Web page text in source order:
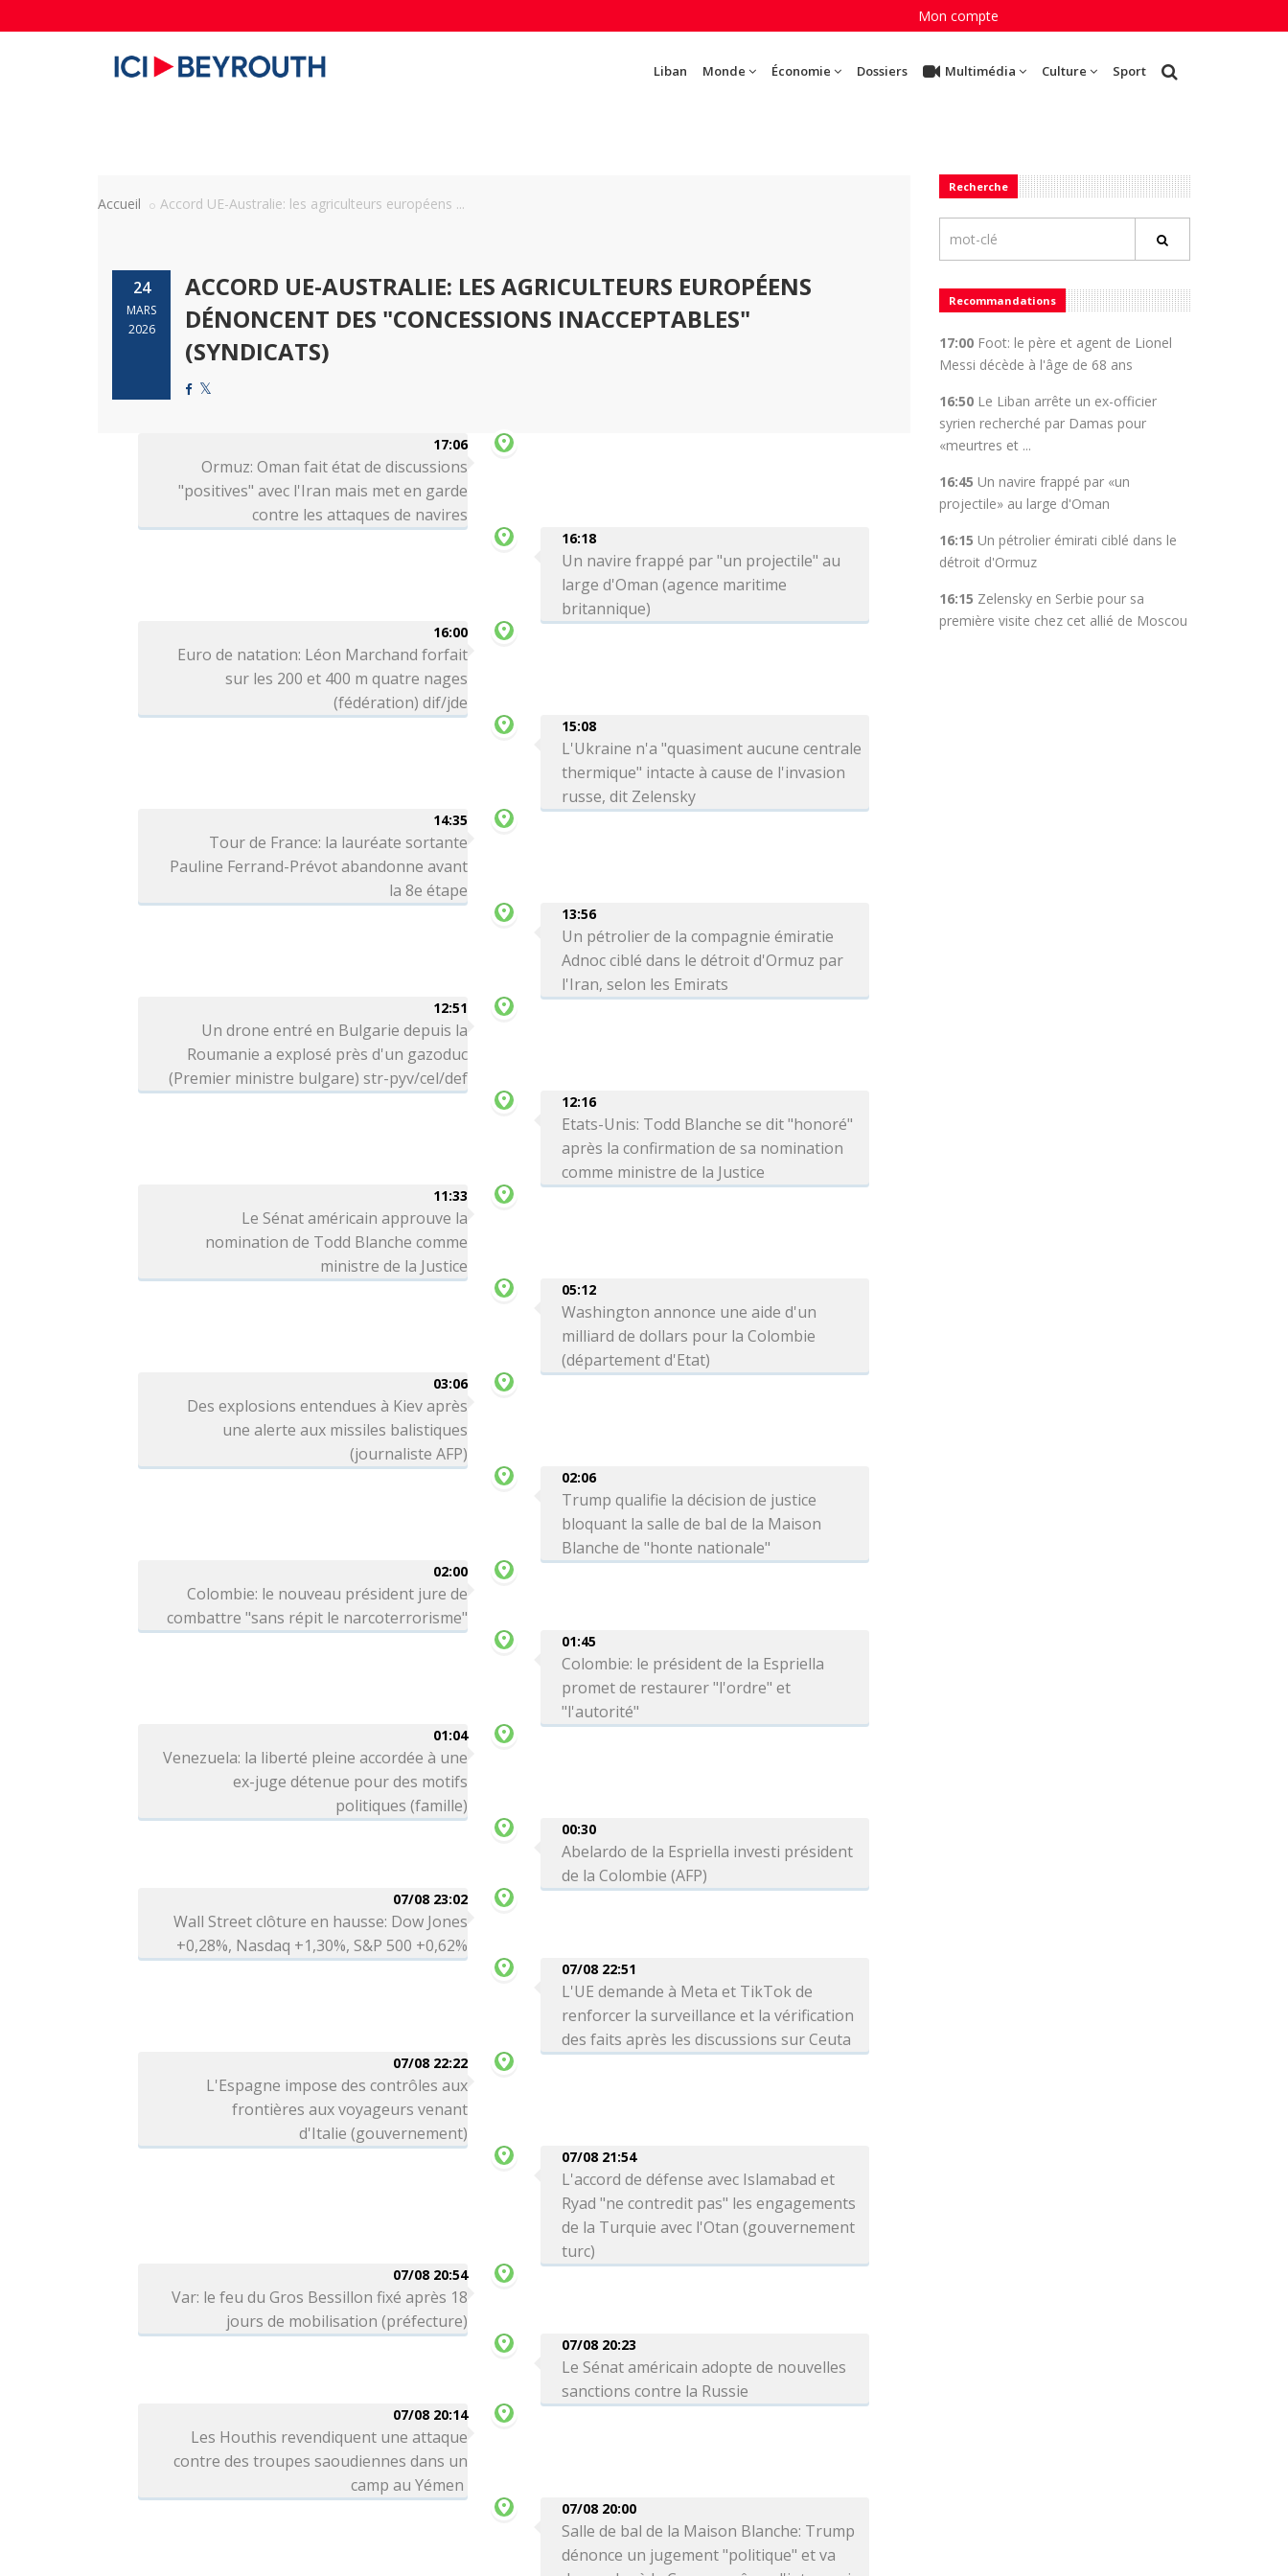
Mon compte
Liban Monde Économie Dossiers Multimédia Culture Sport
Accueil Accord UE-Australie: les agriculteurs européens ...
24
MARS
2026
ACCORD UE-AUSTRALIE: LES AGRICULTEURS EUROPÉENS
DÉNONCENT DES "CONCESSIONS INACCEPTABLES"
(SYNDICATS)
17:06
Ormuz: Oman fait état de discussions
"positives" avec l'Iran mais met en garde
contre les attaques de navires
16:18
Un navire frappé par "un projectile" au
large d'Oman (agence maritime
britannique)
16:00
Euro de natation: Léon Marchand forfait
sur les 200 et 400 m quatre nages
(fédération) dif/jde
15:08
L'Ukraine n'a "quasiment aucune centrale
thermique" intacte à cause de l'invasion
russe, dit Zelensky
14:35
Tour de France: la lauréate sortante
Pauline Ferrand-Prévot abandonne avant
la 8e étape
13:56
Un pétrolier de la compagnie émiratie
Adnoc ciblé dans le détroit d'Ormuz par
l'Iran, selon les Emirats
12:51
Un drone entré en Bulgarie depuis la
Roumanie a explosé près d'un gazoduc
(Premier ministre bulgare) str-pyv/cel/def
12:16
Etats-Unis: Todd Blanche se dit "honoré"
après la confirmation de sa nomination
comme ministre de la Justice
11:33
Le Sénat américain approuve la
nomination de Todd Blanche comme
ministre de la Justice
05:12
Washington annonce une aide d'un
milliard de dollars pour la Colombie
(département d'Etat)
03:06
Des explosions entendues à Kiev après
une alerte aux missiles balistiques
(journaliste AFP)
02:06
Trump qualifie la décision de justice
bloquant la salle de bal de la Maison
Blanche de "honte nationale"
02:00
Colombie: le nouveau président jure de
combattre "sans répit le narcoterrorisme"
01:45
Colombie: le président de la Espriella
promet de restaurer "l'ordre" et
"l'autorité"
01:04
Venezuela: la liberté pleine accordée à une
ex-juge détenue pour des motifs
politiques (famille)
00:30
Abelardo de la Espriella investi président
de la Colombie (AFP)
07/08 23:02
Wall Street clôture en hausse: Dow Jones
+0,28%, Nasdaq +1,30%, S&P 500 +0,62%
07/08 22:51
L'UE demande à Meta et TikTok de
renforcer la surveillance et la vérification
des faits après les discussions sur Ceuta
07/08 22:22
L'Espagne impose des contrôles aux
frontières aux voyageurs venant
d'Italie (gouvernement)
07/08 21:54
L'accord de défense avec Islamabad et
Ryad "ne contredit pas" les engagements
de la Turquie avec l'Otan (gouvernement
turc)
07/08 20:54
Var: le feu du Gros Bessillon fixé après 18
jours de mobilisation (préfecture)
07/08 20:23
Le Sénat américain adopte de nouvelles
sanctions contre la Russie
07/08 20:14
Les Houthis revendiquent une attaque
contre des troupes saoudiennes dans un
camp au Yémen
07/08 20:00
Salle de bal de la Maison Blanche: Trump
dénonce un jugement "politique" et va
Recherche
Recommandations
17:00Foot: le père et agent de Lionel
Messi décède à l'âge de 68 ans
16:50Le Liban arrête un ex-officier
syrien recherché par Damas pour
«meurtres et ...
16:45 Un navire frappé par «un
projectile» au large d'Oman
16:15 Un pétrolier émirati ciblé dans le
détroit d'Ormuz
16:15 Zelensky en Serbie pour sa
première visite chez cet allié de Moscou